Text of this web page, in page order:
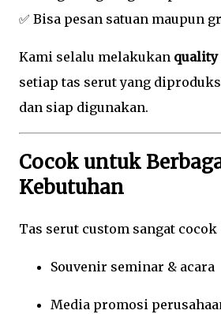
✅ Bisa pesan satuan maupun
Kami selalu melakukan
setiap tas serut yang
dan siap digunakan.
Cocok untuk
Kebutuhan
Tas serut custom sangat
Souvenir seminar & acara
Media promosi